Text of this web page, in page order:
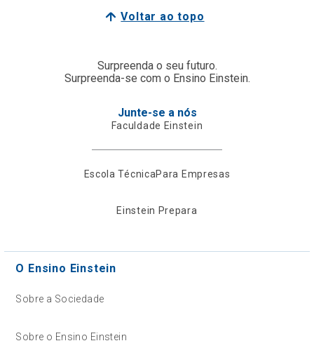
Voltar ao topo
Surpreenda o seu futuro.
Surpreenda-se com o Ensino Einstein.
Junte-se a nós
Faculdade Einstein
Escola TécnicaPara Empresas
Einstein Prepara
O Ensino Einstein
Sobre a Sociedade
Sobre o Ensino Einstein